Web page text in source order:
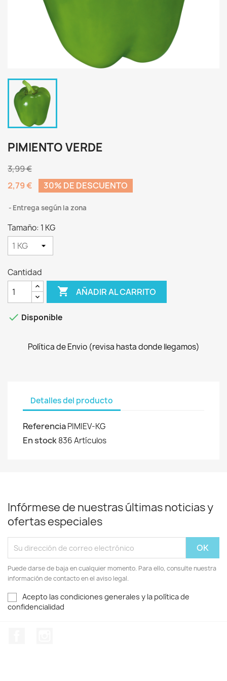
PIMIENTO VERDE
3,99 €
2,79 €
30% DE DESCUENTO
Entrega según la zona
Tamaño: 1 KG
Cantidad
 AÑADIR AL CARRITO
 Disponible
Política de Envio (revisa hasta donde llegamos)
Detalles del producto
ReferenciaPIMIEV-KG
En stock836 Artículos
Infórmese de nuestras últimas noticias y
ofertas especiales
Puede darse de baja en cualquier momento. Para ello, consulte nuestra
información de contacto en el aviso legal.
Acepto las condiciones generales y la política de
confidencialidad